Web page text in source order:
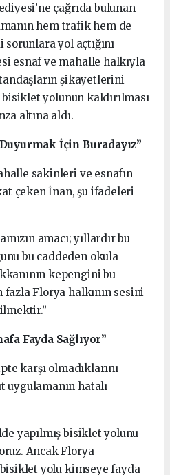
çağrıda bulunan
hem trafik hem de
yol açtığını
esnaf ve mahalle halkıyla
şikayetlerini
yolunun kaldırılması
altına aldı.
İçin Buradayız”
sakinleri ve esnafın
çeken İnan, şu ifadeleri
amacı; yıllardır bu
bu caddeden okula
kepengini bu
fazla Florya halkının sesini
Fayda Sağlıyor”
karşı olmadıklarını
uygulamanın hatalı
yapılmış bisiklet yolunu
Ancak Florya
bisiklet yolu kimseye fayda